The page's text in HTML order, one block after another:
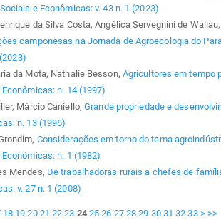
e Econômicas: v. 43 n. 1 (2023)
da Silva Costa, Angélica Servegnini de
camponesas na Jornada de Agroecologia do
da Mota, Nathalie Besson, Agricultores em tempo
n. 14 (1997)
Márcio Caniello,Grande propriedade e
n. 13 (1996)
Considerações em torno do tema
n. 1 (1982)
Mendes, De trabalhadoras rurais a chefes de
v. 27 n. 1 (2008)
18 19 20 21 22 23 24 25 26 27 28 29 30 31 32 33 > >>